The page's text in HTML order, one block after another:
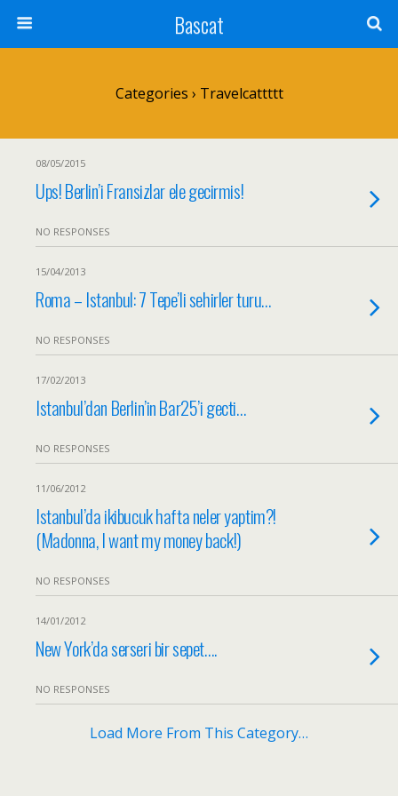
Bascat
Categories › Travelcattttt
08/05/2015
Ups! Berlin’i Fransizlar ele gecirmis!
NO RESPONSES
15/04/2013
Roma – Istanbul: 7 Tepe’li sehirler turu…
NO RESPONSES
17/02/2013
Istanbul’dan Berlin’in Bar25’i gecti…
NO RESPONSES
11/06/2012
Istanbul’da ikibucuk hafta neler yaptim?!
(Madonna, I want my money back!)
NO RESPONSES
14/01/2012
New York’da serseri bir sepet….
NO RESPONSES
Load More From This Category…